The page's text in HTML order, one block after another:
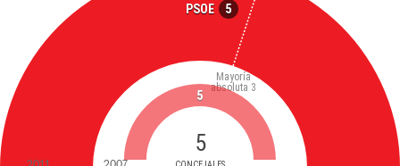
PSOE 5
5
Mayoría
absoluta 3
5